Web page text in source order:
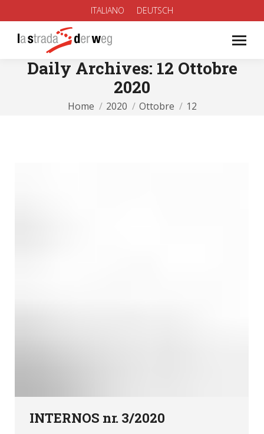
ITALIANO DEUTSCH
Daily Archives: 12 Ottobre
2020
You are here:
Home 2020 Ottobre 12
INTERNOS nr. 3/2020